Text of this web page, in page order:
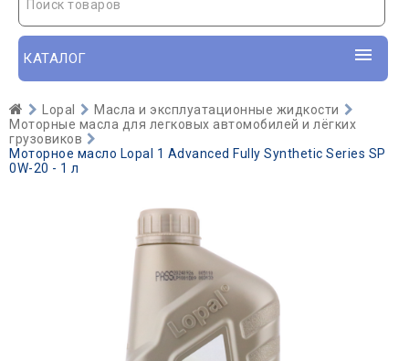
Поиск товаров
КАТАЛОГ
Lopal
Масла и эксплуатационные жидкости
Моторные масла для легковых автомобилей и лёгких
грузовиков
Моторное масло Lopal 1 Advanced Fully Synthetic Series SP
0W-20 - 1 л